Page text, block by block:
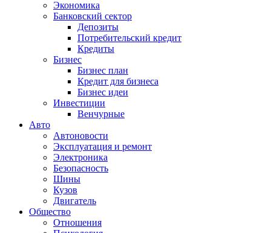
Экономика
Банковский сектор
Депозиты
Потребительский кредит
Кредиты
Бизнес
Бизнес план
Кредит для бизнеса
Бизнес идеи
Инвестиции
Венчурные
Авто
Автоновости
Эксплуатация и ремонт
Электроника
Безопасность
Шины
Кузов
Двигатель
Общество
Отношения